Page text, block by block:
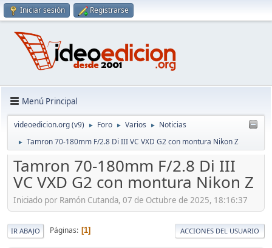
Iniciar sesión Registrarse
Menú Principal
videoedicion.org (v9) ► Foro ► Varios ► Noticias
► Tamron 70-180mm F/2.8 Di III VC VXD G2 con montura Nikon Z
Tamron 70-180mm F/2.8 Di III
VC VXD G2 con montura Nikon Z
Iniciado por Ramón Cutanda, 07 de Octubre de 2025, 18:16:37
IR ABAJO Páginas 1 ACCIONES DEL USUARIO